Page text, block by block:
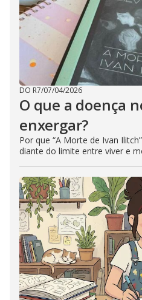
DO R7/07/04/2026
O que a doença
enxergar?
Por que “A Morte de Ivan
diante do limite entre viver e